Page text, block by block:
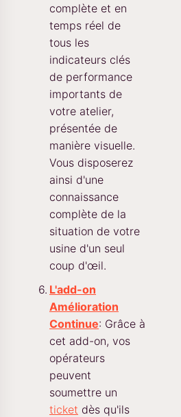
complète et en
temps réel de
tous les
indicateurs clés
de performance
importants de
votre atelier,
présentée de
manière visuelle.
Vous disposerez
ainsi d'une
connaissance
complète de la
situation de votre
usine d'un seul
coup d'œil.
L'add-on
Amélioration
Continue: Grâce à
cet add-on, vos
opérateurs
peuvent
soumettre un
ticket dès qu'ils